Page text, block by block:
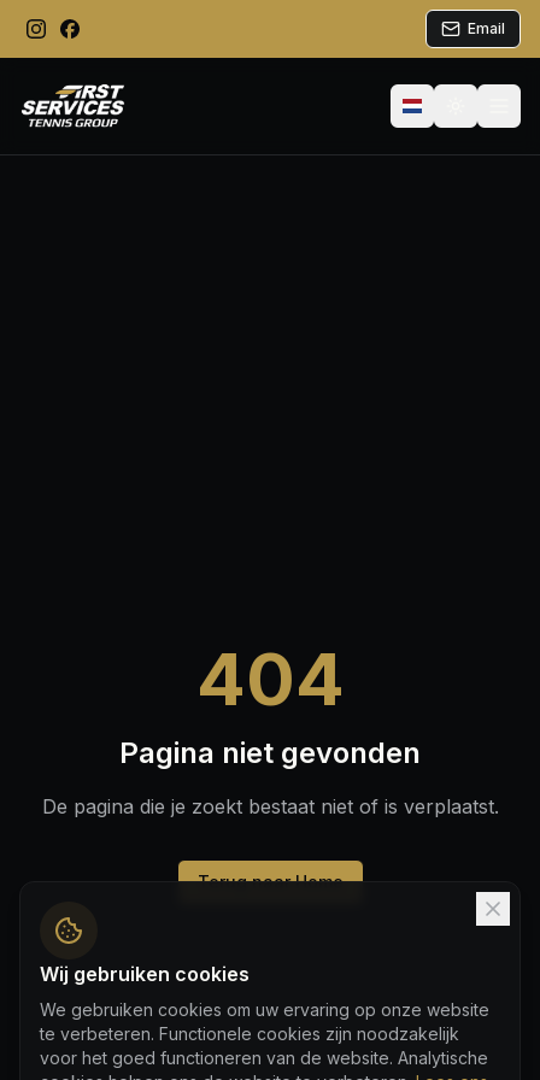
Email
404
Pagina niet gevonden
De pagina die je zoekt bestaat niet of is verplaatst.
Terug naar Home
Wij gebruiken cookies
We gebruiken cookies om uw ervaring op onze website
te verbeteren. Functionele cookies zijn noodzakelijk
voor het goed functioneren van de website. Analytische